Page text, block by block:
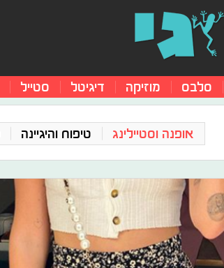
סלבס מוזיקה דיגיטל סטייל
אופנה וסטיילינג טיפוח והיגיינה